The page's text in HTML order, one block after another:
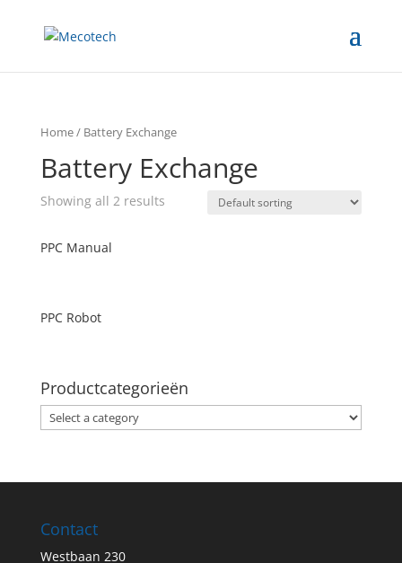
Home/ Battery Exchange
Battery Exchange
Showing all 2 results
PPC Manual
PPC Robot
Productcategorieën
Contact
Westbaan 230